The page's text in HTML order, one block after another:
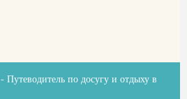
- Путеводитель по досугу и отдыху в